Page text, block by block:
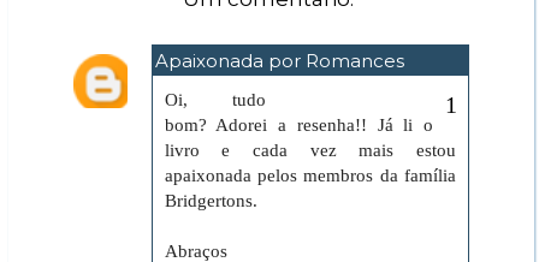
Apaixonada por Romances
Oi, tudo
bom? Adorei a resenha!! Já li o
livro e cada vez mais estou
apaixonada pelos membros da família
Bridgertons.
Abraços